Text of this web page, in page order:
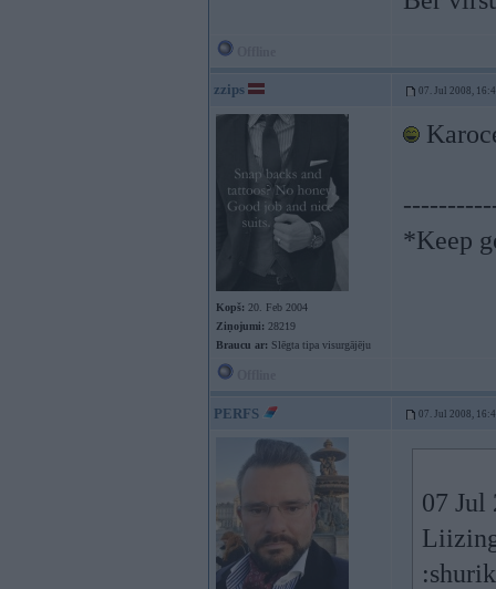
zzips 07. Jul 2008,
Kopš: 20. Feb 2004
Ziņojumi: 28219
Braucu ar: Slēgta tipa visurgājēju
*Keep
PERFS 07. Jul 2008,
07 Jul